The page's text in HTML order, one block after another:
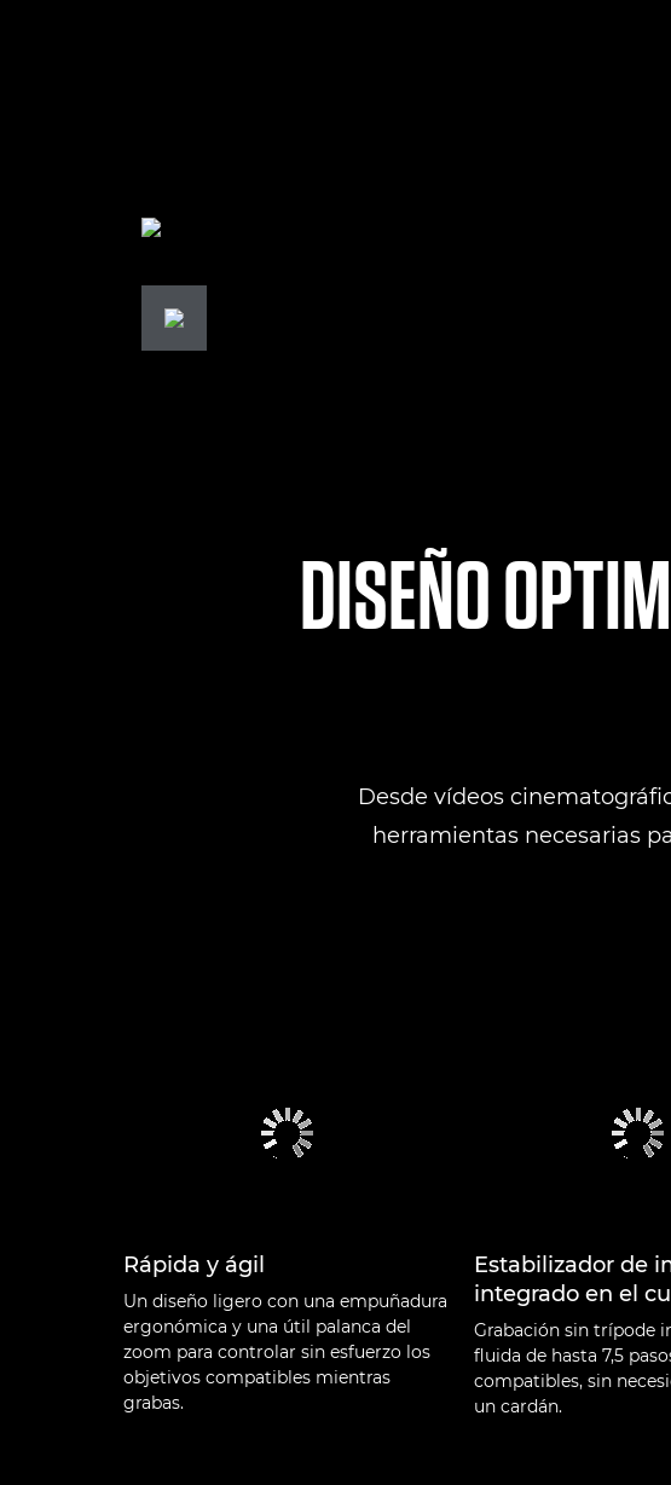
DISEÑO
Desde vídeos
herramientas necesarias
Rápida y ágil
Un diseño ligero con una empuñadura
ergonómica y una útil palanca del
zoom para controlar sin esfuerzo los
objetivos compatibles mientras
grabas.
Estabilizador de
integrado en el
Grabación sin trípode
fluida de hasta 7,5
compatibles, sin
un cardán.